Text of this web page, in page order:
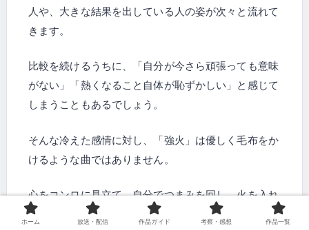
人や、大きな結果を出している人の姿が次々と流れて
きます。
比較を続けるうちに、「自分が今さら頑張っても意味
がない」「熱くなること自体が恥ずかしい」と感じて
しまうこともあるでしょう。
そんな冷えた感情に対し、「強火」は優しく毛布をか
けるような曲ではありません。
心をコンロに見立て、自分でつまみを回し、火を入れ
るよう促します。
ホーム 放送・配信 作品ガイド 考察・感想 作品一覧